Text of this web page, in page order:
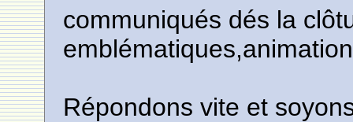
communiqués dés la
Répondons vite et